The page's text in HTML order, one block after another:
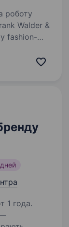
Walder &
fashion-
1 года.